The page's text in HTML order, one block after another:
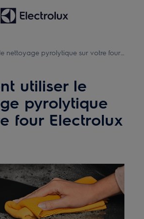
nettoyage pyrolytique sur votre four
utiliser le
pyrolytique
four Electrolux